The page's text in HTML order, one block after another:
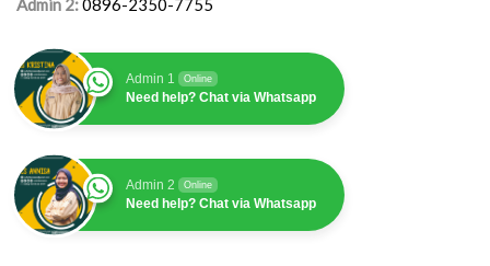
Admin 2:0896-2350-7755
Admin 1 Online
Need help? Chat via Whatsapp
Admin 2 Online
Need help? Chat via Whatsapp